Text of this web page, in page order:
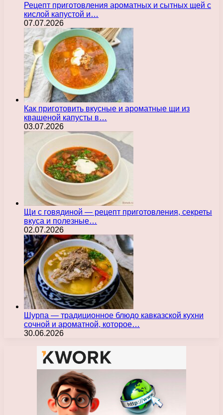
Рецепт приготовления ароматных и сытных щей с
кислой капустой и…
07.07.2026
Как приготовить вкусные и ароматные щи из
квашеной капусты в…
03.07.2026
Щи с говядиной — рецепт приготовления, секреты
вкуса и полезные…
02.07.2026
Шурпа — традиционное блюдо кавказской кухни
сочной и ароматной, которое…
30.06.2026